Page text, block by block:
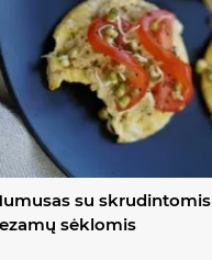
su skrudintomis
sėklomis